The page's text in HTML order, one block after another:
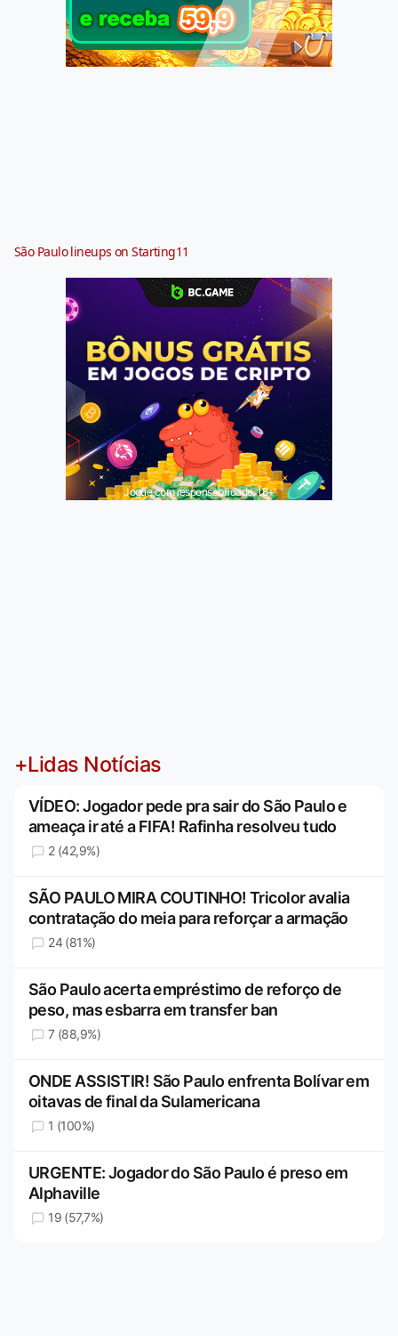
São Paulo lineups on Starting11
Jogue com responsabilidade. 18+
+Lidas Notícias
VÍDEO: Jogador pede pra sair do São Paulo e
ameaça ir até a FIFA! Rafinha resolveu tudo
2 (42,9%)
SÃO PAULO MIRA COUTINHO! Tricolor avalia
contratação do meia para reforçar a armação
24 (81%)
São Paulo acerta empréstimo de reforço de
peso, mas esbarra em transfer ban
7 (88,9%)
ONDE ASSISTIR! São Paulo enfrenta Bolívar em
oitavas de final da Sulamericana
1 (100%)
URGENTE: Jogador do São Paulo é preso em
Alphaville
19 (57,7%)